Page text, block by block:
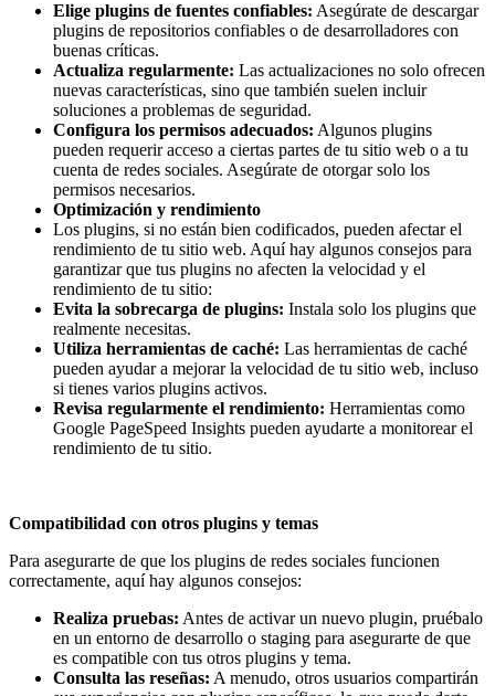
Elige plugins de fuentes confiables: Asegúrate de descargar
plugins de repositorios confiables o de desarrolladores con
buenas críticas.
Actualiza regularmente: Las actualizaciones no solo ofrecen
nuevas características, sino que también suelen incluir
soluciones a problemas de seguridad.
Configura los permisos adecuados: Algunos plugins
pueden requerir acceso a ciertas partes de tu sitio web o a tu
cuenta de redes sociales. Asegúrate de otorgar solo los
permisos necesarios.
Optimización y rendimiento
Los plugins, si no están bien codificados, pueden afectar el
rendimiento de tu sitio web. Aquí hay algunos consejos para
garantizar que tus plugins no afecten la velocidad y el
rendimiento de tu sitio:
Evita la sobrecarga de plugins: Instala solo los plugins que
realmente necesitas.
Utiliza herramientas de caché: Las herramientas de caché
pueden ayudar a mejorar la velocidad de tu sitio web, incluso
si tienes varios plugins activos.
Revisa regularmente el rendimiento: Herramientas como
Google PageSpeed Insights pueden ayudarte a monitorear el
rendimiento de tu sitio.
Compatibilidad con otros plugins y temas
Para asegurarte de que los plugins de redes sociales funcionen
correctamente, aquí hay algunos consejos:
Realiza pruebas: Antes de activar un nuevo plugin, pruébalo
en un entorno de desarrollo o staging para asegurarte de que
es compatible con tus otros plugins y tema.
Consulta las reseñas: A menudo, otros usuarios compartirán